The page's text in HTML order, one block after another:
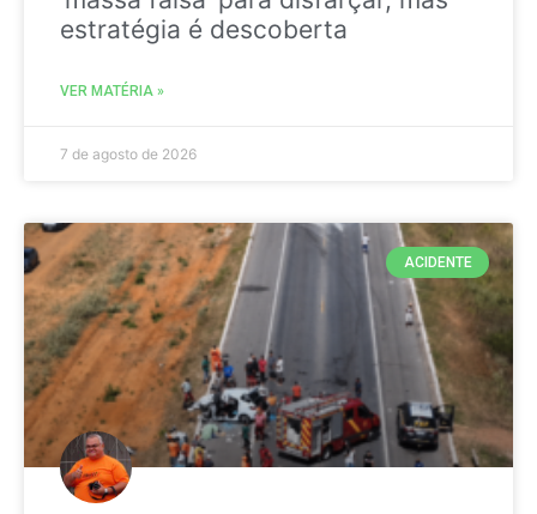
estratégia é descoberta
VER MATÉRIA »
7 de agosto de 2026
ACIDENTE